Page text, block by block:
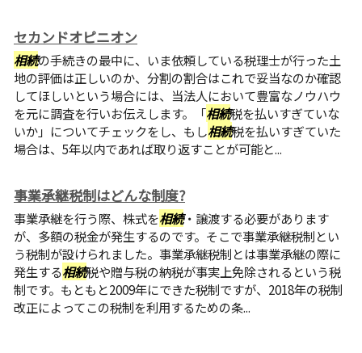
セカンドオピニオン
相続の手続きの最中に、いま依頼している税理士が行った土
地の評価は正しいのか、分割の割合はこれで妥当なのか確認
してほしいという場合には、当法人において豊富なノウハウ
を元に調査を行いお伝えします。「相続税を払いすぎていな
いか」についてチェックをし、もし相続税を払いすぎていた
場合は、5年以内であれば取り返すことが可能と...
事業承継税制はどんな制度?
事業承継を行う際、株式を相続・譲渡する必要があります
が、多額の税金が発生するのです。そこで事業承継税制とい
う税制が設けられました。事業承継税制とは事業承継の際に
発生する相続税や贈与税の納税が事実上免除されるという税
制です。もともと2009年にできた税制ですが、2018年の税制
改正によってこの税制を利用するための条...